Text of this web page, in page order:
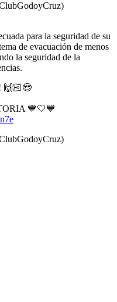
para la seguridad de su
de evacuación de menos
la seguridad de la
🙌🏻😍
💙🤍💙